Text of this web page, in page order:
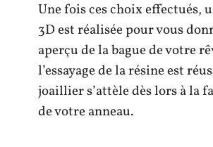
Une fois ces choix effectués,
3D est réalisée pour vous
aperçu de la bague de votre
l’essayage de la résine est
joaillier s’attèle dès lors à la
de votre anneau.